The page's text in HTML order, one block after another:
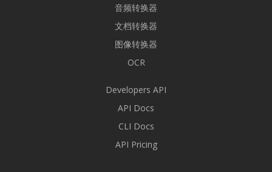
音频转换器
文档转换器
图像转换器
OCR
Developers API
API Docs
CLI Docs
API Pricing